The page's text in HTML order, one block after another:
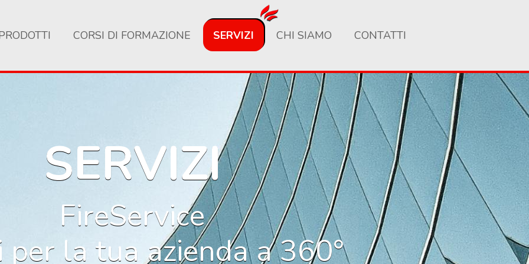
CORSI DI FORMAZIONE SERVIZI CHI SIAMO CONTATTI
SERVIZI
FireService
per la tua azienda a 360°